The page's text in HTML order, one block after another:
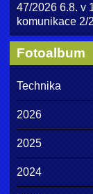
47/2026 6.8. v
komunikace 2/
Fotoalbum
Technika
2026
2025
2024